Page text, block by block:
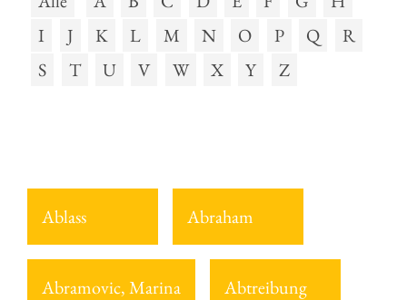
I
J K L M N O P Q
R
S
T U V W X Y Z
Ablass Abraham
Abramovic, Marina Abtreibung